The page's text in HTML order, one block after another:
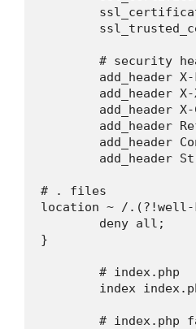
# security
add_header
add_header
add_header
add_header
add_header
add_header
# . files
location ~ /.(?!well-
}
        # index.php
index
# index.php